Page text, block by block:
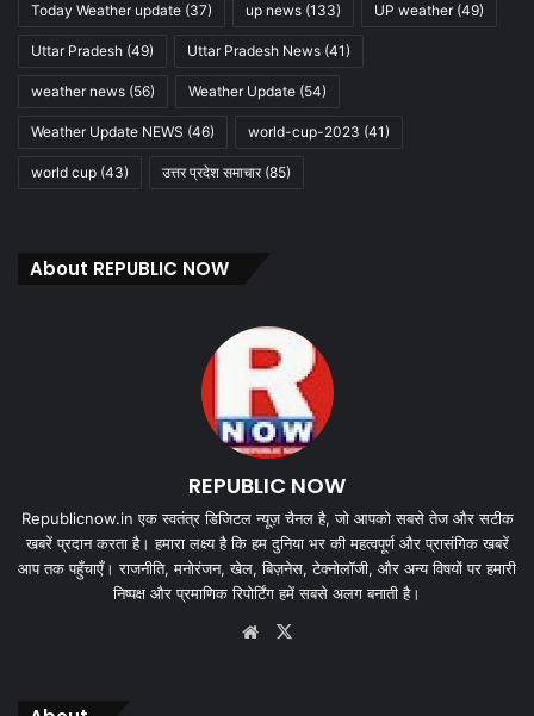
Today Weather update (37) up news (133) UP weather(49)
Uttar Pradesh (49) Uttar Pradesh News (41)
weather news (56) Weather Update (54)
Weather Update NEWS (46) world-cup-2023 (41)
world cup (43) उत्तर प्रदेश समाचार(85)
About REPUBLIC NOW
REPUBLIC NOW
Republicnow.in एक स्वतंत्र डिजिटल न्यूज़ चैनल है, जो आपको सबसे तेज और सटीक
खबरें प्रदान करता है। हमारा लक्ष्य है कि हम दुनिया भर की महत्वपूर्ण और प्रासंगिक खबरें
आप तक पहुँचाएँ। राजनीति, मनोरंजन, खेल, बिज़नेस, टेक्नोलॉजी, और अन्य विषयों पर हमारी
निष्पक्ष और प्रमाणिक रिपोर्टिंग हमें सबसे अलग बनाती है।
Website